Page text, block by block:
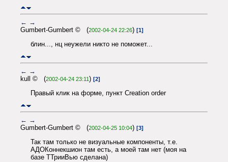
← →
Gumbert-Gumbert © (2002-04-24 22:26) [1]
блин..., нц неужели никто не поможет...
← →
kull © (2002-04-24 23:11) [2]
Правый клик на форме, пункт Creation order
← →
Gumbert-Gumbert © (2002-04-25 10:04) [3]
Так там только не визуальные компоненты, т.е.
АДОКоннекшион там есть, а моей там нет (моя на
базе ТТрииВью сделана)